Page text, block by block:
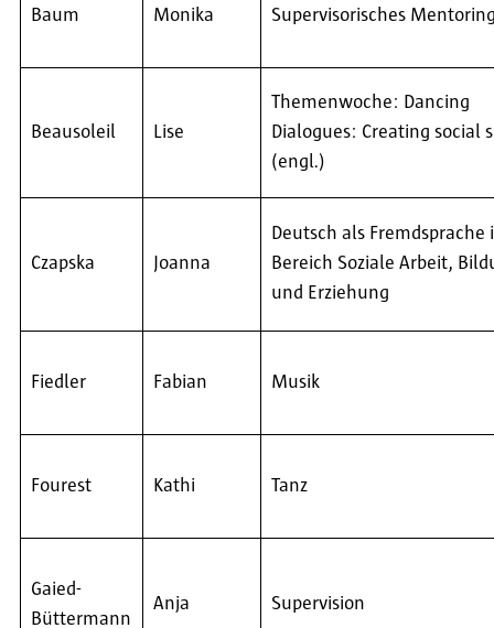
Baum Monika Supervisorisches
Beausoleil Lise
Themenwoche: Dancing
Dialogues: Creating social
(engl.)
Czapska Joanna
Deutsch als Fremdsprache
Bereich Soziale Arbeit,
und Erziehung
Fiedler Fabian Musik
Fourest Kathi Tanz
Gaied-
Büttermann
Anja Supervision